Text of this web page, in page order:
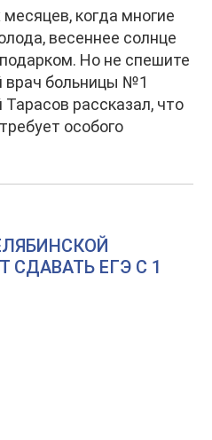
когда многие
весеннее солнце
Но не спешите
врач больницы №1
рассказал, что
особого
СДАВАТЬ ЕГЭ С 1